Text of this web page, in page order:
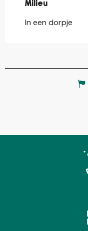
Milieu
Milieu
In een dorpje